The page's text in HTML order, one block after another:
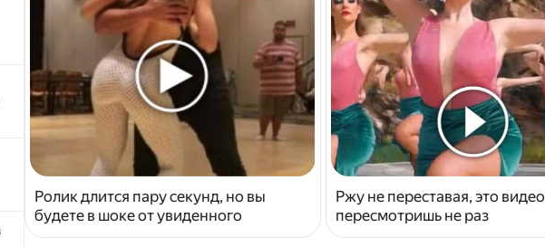
Ролик длится пару секунд, но вы
будете в шоке от увиденного
Ржу не переставая, это видео
пересмотришь не раз